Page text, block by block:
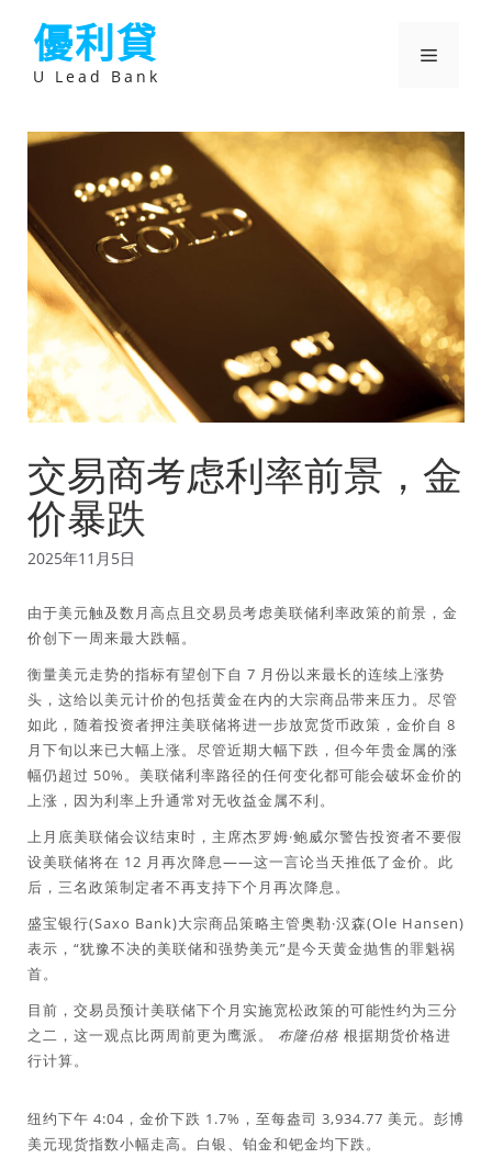
優利貸
U Lead Bank
選
交易商考虑利率前景，金
价暴跌
2025年11月5日
由于美元触及数月高点且交易员考虑美联储利率政策的前景，金
价创下一周来最大跌幅。
衡量美元走势的指标有望创下自 7 月份以来最长的连续上涨势
头，这给以美元计价的包括黄金在内的大宗商品带来压力。尽管
如此，随着投资者押注美联储将进一步放宽货币政策，金价自 8
月下旬以来已大幅上涨。尽管近期大幅下跌，但今年贵金属的涨
幅仍超过 50%。美联储利率路径的任何变化都可能会破坏金价的
上涨，因为利率上升通常对无收益金属不利。
上月底美联储会议结束时，主席杰罗姆·鲍威尔警告投资者不要假
设美联储将在 12 月再次降息——这一言论当天推低了金价。此
后，三名政策制定者不再支持下个月再次降息。
盛宝银行(Saxo Bank)大宗商品策略主管奥勒·汉森(Ole Hansen)
表示，“犹豫不决的美联储和强势美元”是今天黄金抛售的罪魁祸
首。
目前，交易员预计美联储下个月实施宽松政策的可能性约为三分
之二，这一观点比两周前更为鹰派。 布隆伯格 根据期货价格进
行计算。
纽约下午 4:04，金价下跌 1.7%，至每盎司 3,934.77 美元。彭博
美元现货指数小幅走高。白银、铂金和钯金均下跌。